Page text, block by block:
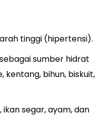
tinggi (hipertensi).
sumber hidrat
kentang, bihun, biskuit,
segar, ayam, dan